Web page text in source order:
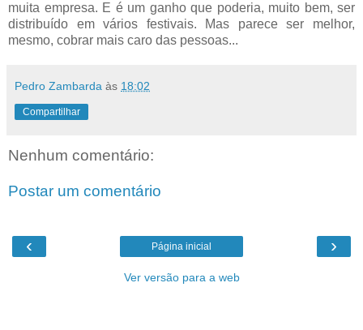
muita empresa. E é um ganho que poderia, muito bem, ser
distribuído em vários festivais. Mas parece ser melhor,
mesmo, cobrar mais caro das pessoas...
Pedro Zambarda às 18:02
Compartilhar
Nenhum comentário:
Postar um comentário
‹ ›
Página inicial
Ver versão para a web